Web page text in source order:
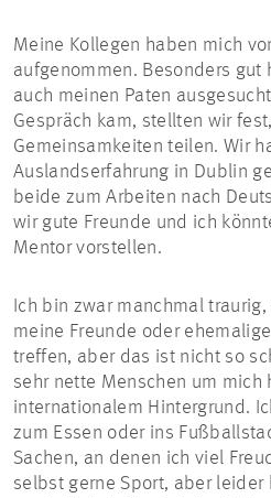
Meine Kollegen haben mich
aufgenommen. Besonders
auch meinen Paten
Gespräch kam, stellten wir
Gemeinsamkeiten teilen. Wir
Auslandserfahrung in Dublin
beide zum Arbeiten nach
wir gute Freunde und ich
Mentor vorstellen.
Ich bin zwar manchmal
meine Freunde oder
treffen, aber das ist nicht so
sehr nette Menschen um mich
internationalem Hintergrund.
zum Essen oder ins
Sachen, an denen ich viel
selbst gerne Sport, aber